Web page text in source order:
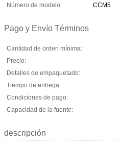
Número de modelo:
CCM5
Pago y Envío Términos
Cantidad de orden mínima:
Precio:
Detalles de empaquetado:
Tiempo de entrega:
Condiciones de pago:
Capacidad de la fuente:
descripción